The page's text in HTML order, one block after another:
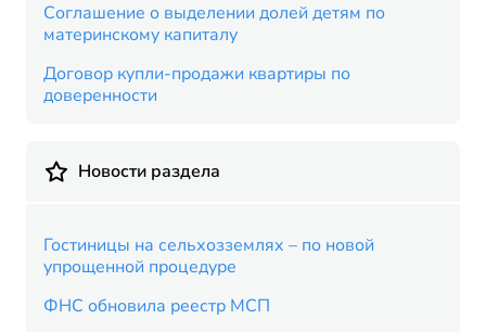
Соглашение о выделении долей детям по
материнскому капиталу
Договор купли-продажи квартиры по
доверенности
Новости раздела
Гостиницы на сельхозземлях – по новой
упрощенной процедуре
ФНС обновила реестр МСП